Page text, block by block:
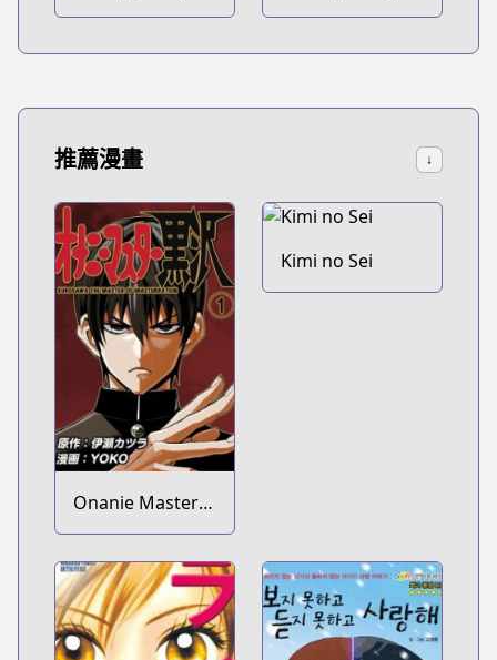
推薦漫畫 ↓
Onanie Master
Kurosawa
Kimi no Sei